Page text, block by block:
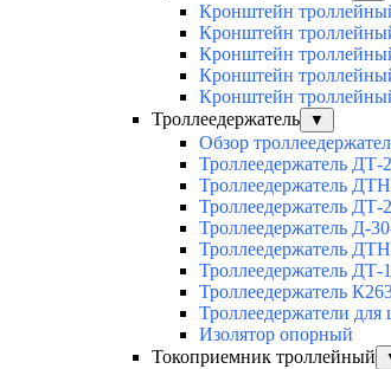
Кронштейн
Кронштейн
Кронштейн
Кронштейн
Кронштейн
Троллеедержатель
▼
Обзор
Троллеедержатель
Троллеедержатель
Троллеедержатель
Троллеедержатель Д-
Троллеедержатель
Троллеедержатель
Троллеедержатель
Троллеедержатели
Изолятор опорный
Токоприемник троллейный